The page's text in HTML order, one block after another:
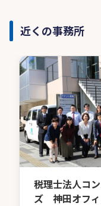
近くの事務所
税理士法人コ
ズ 神田オフ